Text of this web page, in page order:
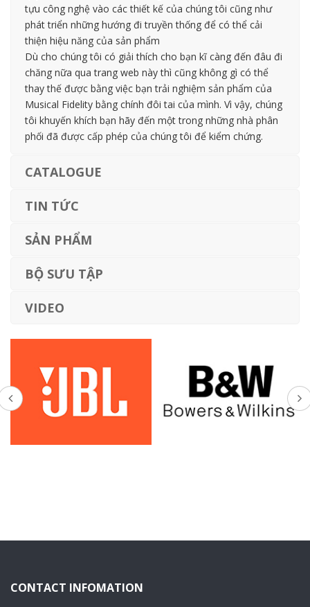
tựu công nghệ vào các thiết kế của chúng tôi cũng như
phát triển những hướng đi truyền thống để có thể cải
thiện hiệu năng của sản phẩm
Dù cho chúng tôi có giải thích cho bạn kĩ càng đến đâu đi
chăng nữa qua trang web này thì cũng không gì có thể
thay thế được bằng việc bạn trải nghiệm sản phẩm của
Musical Fidelity bằng chính đôi tai của mình. Vì vậy, chúng
tôi khuyến khích bạn hãy đến một trong những nhà phân
phối đã được cấp phép của chúng tôi để kiểm chứng.
CATALOGUE
TIN TỨC
SẢN PHẨM
BỘ SƯU TẬP
VIDEO
CONTACT INFOMATION